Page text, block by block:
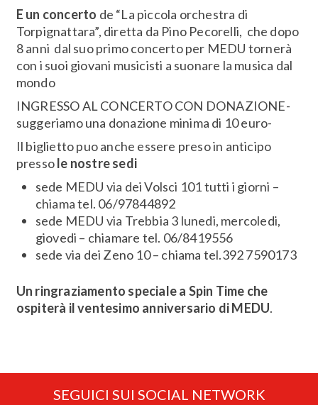
E un concerto de “La piccola orchestra di
Torpignattara”, diretta da Pino Pecorelli, che dopo
8 anni dal suo primo concerto per MEDU tornerà
con i suoi giovani musicisti a suonare la musica dal
mondo
INGRESSO AL CONCERTO CON DONAZIONE-
suggeriamo una donazione minima di 10 euro-
Il biglietto puo anche essere preso in anticipo
pressole nostre sedi
sede MEDU via dei Volsci 101 tutti i giorni –
chiama tel. 06/97844892
sede MEDU via Trebbia 3 lunedi, mercoledi,
giovedi – chiamare tel. 06/8419556
sede via dei Zeno 10 – chiama tel.392 7590173
Un ringraziamento speciale a Spin Time che
ospiterà il ventesimo anniversario di MEDU.
SEGUICI SUI SOCIAL NETWORK